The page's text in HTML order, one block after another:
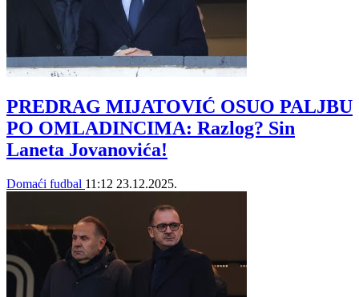
PREDRAG MIJATOVIĆ OSUO PALJBU
PO OMLADINCIMA: Razlog? Sin
Laneta Jovanovića!
Domaći fudbal 11:12 23.12.2025.